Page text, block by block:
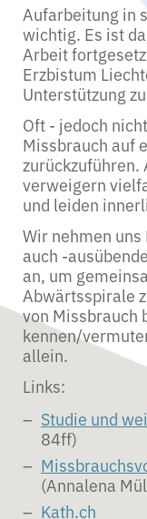
Aufarbeitung in
wichtig. Es ist
Arbeit
Erzbistum
Unterstützung
Oft - jedoch
Missbrauch auf
zurückzuführen.
verweigern
und leiden
Wir nehmen
auch -
an, um
Abwärtsspirale
von Missbrauch
kennen/
allein.
Links:
Studie und
84ff)
(Annalena
Kath.ch